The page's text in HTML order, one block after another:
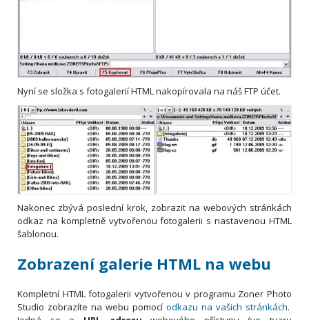
Nyní se složka s fotogalerií HTML nakopírovala na náš FTP účet.
Nakonec zbývá poslední krok, zobrazit na webových stránkách
odkaz na kompletně vytvořenou fotogalerii s nastavenou HTML
šablonou.
Zobrazení galerie HTML na webu
Kompletní HTML fotogalerii vytvořenou v programu Zoner Photo
Studio zobrazíte na webu pomocí odkazu na vašich stránkách.